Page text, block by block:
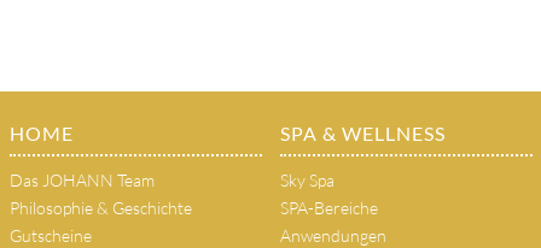
HOME
Das JOHANN Team
Philosophie & Geschichte
Gutscheine
SPA & WELLNESS
Sky Spa
SPA-Bereiche
Anwendungen